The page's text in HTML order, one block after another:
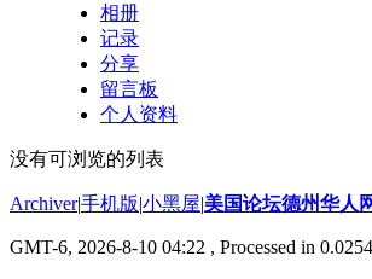
相册
记录
分享
留言板
个人资料
没有可浏览的列表
Archiver|手机版|小黑屋|美国论坛德州华人
GMT-6, 2026-8-10 04:22 , Processed in